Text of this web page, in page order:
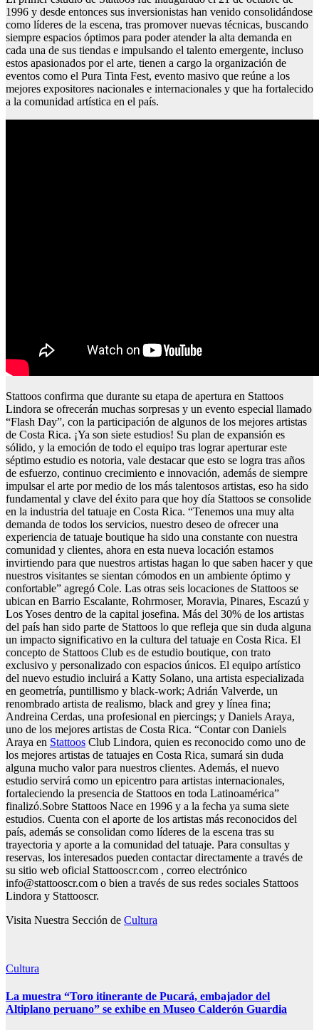
1996 y desde entonces sus inversionistas han venido consolidándose
como líderes de la escena, tras promover nuevas técnicas, buscando
siempre espacios óptimos para poder atender la alta demanda en
cada una de sus tiendas e impulsando el talento emergente, incluso
estos apasionados por el arte, tienen a cargo la organización de
eventos como el Pura Tinta Fest, evento masivo que reúne a los
mejores expositores nacionales e internacionales y que ha fortalecido
a la comunidad artística en el país.
Stattoos confirma que durante su etapa de apertura en Stattoos
Lindora se ofrecerán muchas sorpresas y un evento especial llamado
“Flash Day”, con la participación de algunos de los mejores artistas
de Costa Rica. ¡Ya son siete estudios! Su plan de expansión es
sólido, y la emoción de todo el equipo tras lograr aperturar este
séptimo estudio es notoria, vale destacar que esto se logra tras años
de esfuerzo, continuo crecimiento e innovación, además de siempre
impulsar el arte por medio de los más talentosos artistas, eso ha sido
fundamental y clave del éxito para que hoy día Stattoos se consolide
en la industria del tatuaje en Costa Rica. “Tenemos una muy alta
demanda de todos los servicios, nuestro deseo de ofrecer una
experiencia de tatuaje boutique ha sido una constante con nuestra
comunidad y clientes, ahora en esta nueva locación estamos
invirtiendo para que nuestros artistas hagan lo que saben hacer y que
nuestros visitantes se sientan cómodos en un ambiente óptimo y
confortable” agregó Cole. Las otras seis locaciones de Stattoos se
ubican en Barrio Escalante, Rohrmoser, Moravia, Pinares, Escazú y
Los Yoses dentro de la capital josefina. Más del 30% de los artistas
del país han sido parte de Stattoos lo que refleja que sin duda alguna
un impacto significativo en la cultura del tatuaje en Costa Rica. El
concepto de Stattoos Club es de estudio boutique, con trato
exclusivo y personalizado con espacios únicos. El equipo artístico
del nuevo estudio incluirá a Katty Solano, una artista especializada
en geometría, puntillismo y black-work; Adrián Valverde, un
renombrado artista de realismo, black and grey y línea fina;
Andreina Cerdas, una profesional en piercings; y Daniels Araya,
uno de los mejores artistas de Costa Rica. “Contar con Daniels
Araya en Stattoos Club Lindora, quien es reconocido como uno de
los mejores artistas de tatuajes en Costa Rica, sumará sin duda
alguna mucho valor para nuestros clientes. Además, el nuevo
estudio servirá como un epicentro para artistas internacionales,
fortaleciendo la presencia de Stattoos en toda Latinoamérica”
finalizó.Sobre Stattoos Nace en 1996 y a la fecha ya suma siete
estudios. Cuenta con el aporte de los artistas más reconocidos del
país, además se consolidan como líderes de la escena tras su
trayectoria y aporte a la comunidad del tatuaje. Para consultas y
reservas, los interesados pueden contactar directamente a través de
su sitio web oficial Stattooscr.com , correo electrónico
info@stattooscr.com o bien a través de sus redes sociales Stattoos
Lindora y Stattooscr.
Visita Nuestra Sección de Cultura
Cultura
La muestra “Toro itinerante de Pucará, embajador del
Altiplano peruano” se exhibe en Museo Calderón Guardia